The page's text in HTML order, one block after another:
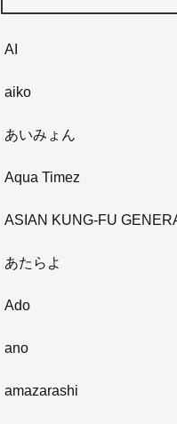
AI
aiko
あいみょん
Aqua Timez
ASIAN KUNG-FU
あたらよ
Ado
ano
amazarashi